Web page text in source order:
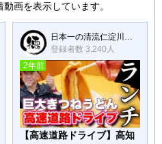
画を表示しています。
日本一の清流仁淀川を始め、日本中を旅行してレビューする【徳ちゃんねる1】徳弘効三
登録者数 3,240人
2年前
【高速道路ドライブ】高知